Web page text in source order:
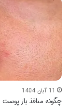
11 آبان 1404
چگونه منافذ باز